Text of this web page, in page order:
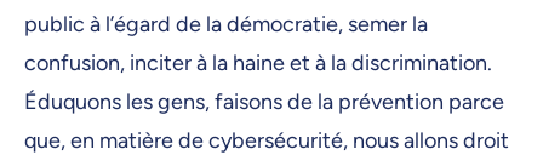
public à l’égard de la démocratie, semer la
confusion, inciter à la haine et à la discrimination.
Éduquons les gens, faisons de la prévention parce
que, en matière de cybersécurité, nous allons droit